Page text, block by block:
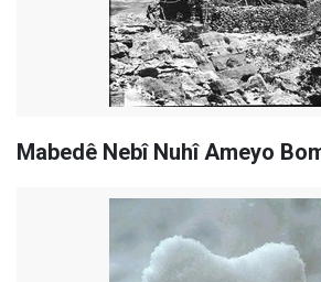
Mabedê Nebî Nuhî Ameyo